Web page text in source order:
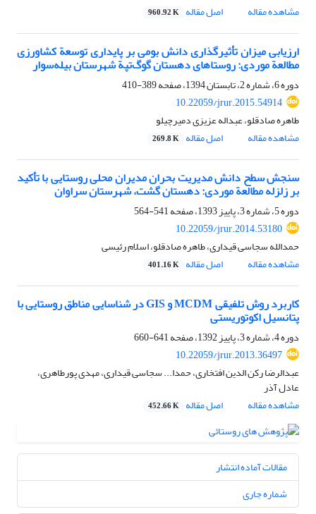
مشاهده مقاله
اصل مقاله 960.92 K
ارزیابی میزان تأثیرگذاری دانش بومی بر پایداری توسعة کشاورزی
مطالعة موردی: روستاهای دهستان گوگ‌تپة شهرستان بیله‌سوار
دوره 6، شماره 2، تابستان 1394، صفحه
389-410
10.22059/jrur.2015.54914
طاهره صادقلو، عبداله عزیزی دمیرچیلو
مشاهده مقاله
اصل مقاله 269.8 K
سنجش سطح دانش مدیریت بحران مدیران محلی روستایی با تأکید
بر زلزله مطالعة موردی: دهستان ‌گشت، شهرستان سراوان
دوره 5، شماره 3، پاییز 1393، صفحه
541-564
10.22059/jrur.2014.53180
حمدالله سجاسی قیداری، طاهره صادقلو، اسلام رئیسی
مشاهده مقاله
اصل مقاله 401.16 K
کاربرد روش تلفیقی MCDM و GIS در شناسایی مناطق روستایی با
پتانسیل اکوتوریستی
دوره 4، شماره 3، پاییز 1392، صفحه
641-660
10.22059/jrur.2013.36497
عبدالرضا رکن الدین افتخاری، حمدا... سجاسی قیداری، مهدی پورطاهری،
عادل آذر
مشاهده مقاله
اصل مقاله 452.66 K
مقالات آماده انتشار
شماره جاری